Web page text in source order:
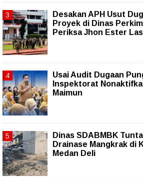
Desakan APH Usut
Proyek di Dinas
Periksa Jhon Ester
Usai Audit Dugaan
Inspektorat
Maimun
Dinas SDABMBK
Drainase Mangkrak di
Medan Deli